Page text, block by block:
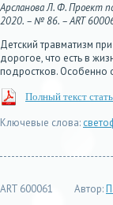
Арсланова Л. Ф. Проект
2020. – № 86. – ART
Детский травматизм
дорогое, что есть в
подростков. Особенно
Полный текст
Ключевые слова:
ART 600061 Автор: